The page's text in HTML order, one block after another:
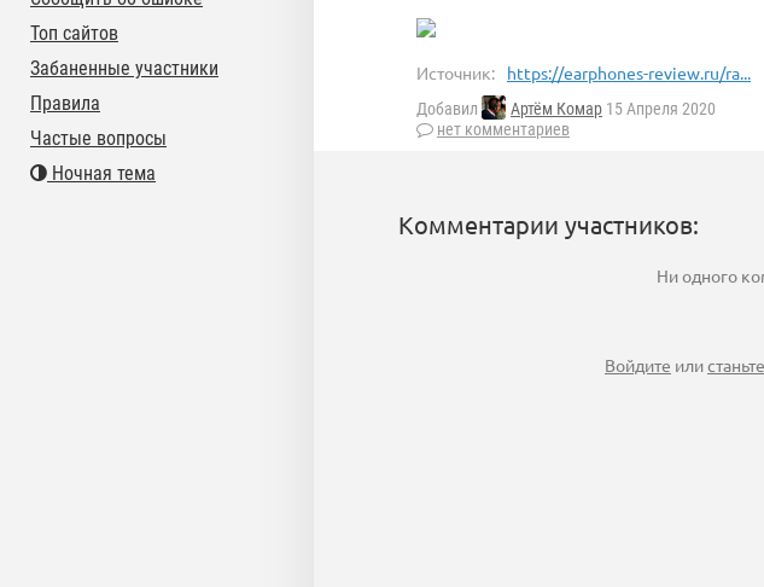
Источник: https://earphones-review.ru/ra...
Добавил Артём Комар 15 Апреля 2020
нет комментариев
Комментарии участников:
Ни одного
Войдите или
Топ сайтов
Забаненные участники
Правила
Частые вопросы
Ночная тема